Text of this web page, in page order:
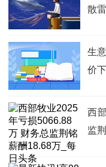
散
生
价
西
监